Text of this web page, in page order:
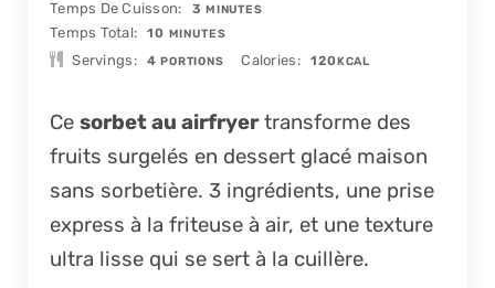
Temps De Cuisson 3 MINUTES
MINUTES
Temps Total 10 MINUTES
MINUTES
Servings 4 PORTIONS Calories 120KCAL
Ce sorbet au airfryertransforme des
fruits surgelés en dessert glacé maison
sans sorbetière. 3 ingrédients, une prise
express à la friteuse à air, et une texture
ultra lisse qui se sert à la cuillère.